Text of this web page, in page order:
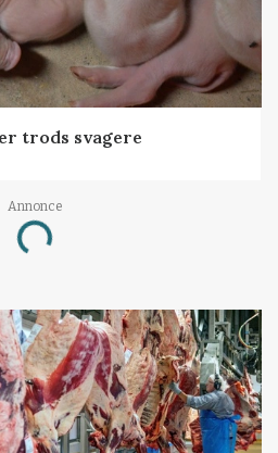
trods svagere
Annonce
Loading...